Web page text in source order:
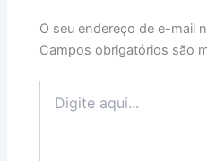
O seu endereço de e-mail
Campos obrigatórios são
aqui...